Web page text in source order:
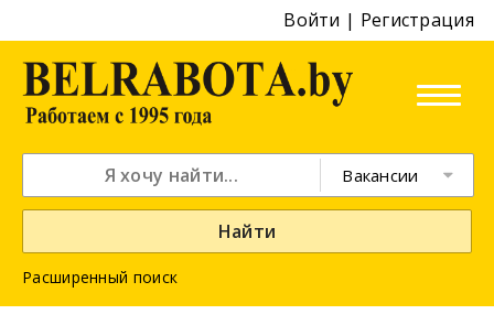
Войти | Регистрация
Вакансии
Найти
Расширенный поиск